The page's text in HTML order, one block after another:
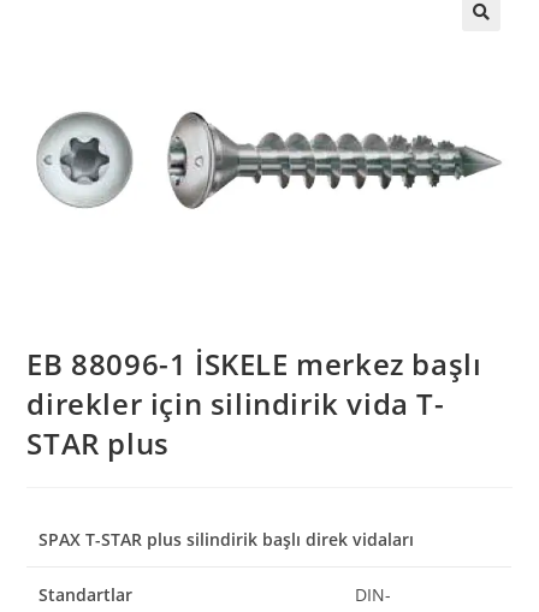
EB 88096-1 İSKELE merkez başlı
direkler için silindirik vida T-
STAR plus
SPAX T-STAR plus silindirik başlı direk vidaları
Standartlar
DIN-